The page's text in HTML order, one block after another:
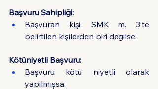
Başvuru Sahipliği:
Başvuran kişi, SMK m. 3’te
belirtilen kişilerden biri değilse.
Kötüniyetli Başvuru:
Başvuru kötü niyetli olarak
yapılmışsa.